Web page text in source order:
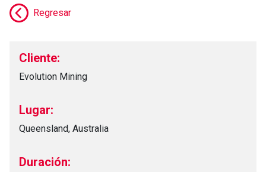
Regresar
Cliente:
Evolution Mining
Lugar:
Queensland, Australia
Duración: